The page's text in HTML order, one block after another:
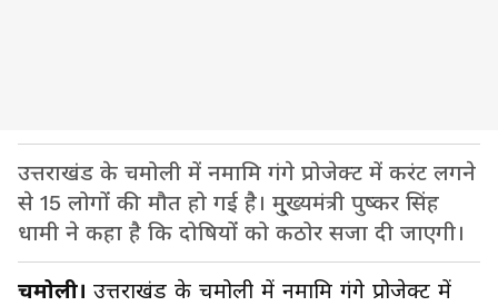
उत्तराखंड के चमोली में नमामि गंगे प्रोजेक्ट में करंट लगने
से 15 लोगों की मौत हो गई है। मु्ख्यमंत्री पुष्कर सिंह
धामी ने कहा है कि दोषियों को कठोर सजा दी जाएगी।
चमोली। उत्तराखंड के चमोली में नमामि गंगे प्रोजेक्ट में